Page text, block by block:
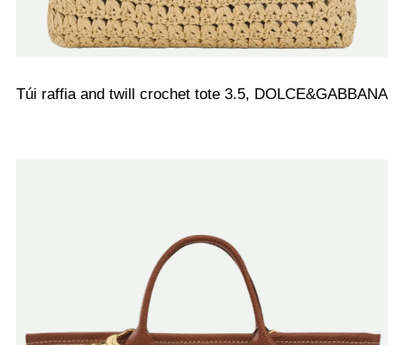
Túi raffia and twill crochet tote 3.5, DOLCE&GABBANA